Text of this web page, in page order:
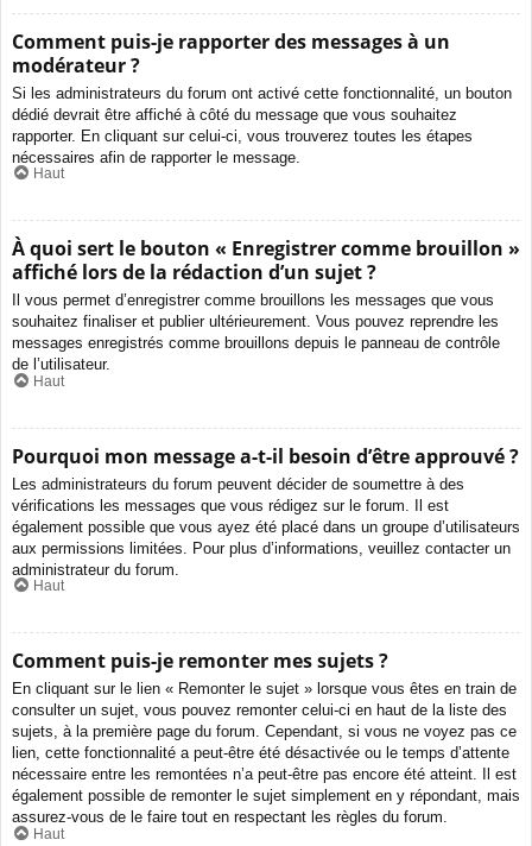
Comment puis-je rapporter des messages à un
modérateur ?
Si les administrateurs du forum ont activé cette fonctionnalité, un bouton
dédié devrait être affiché à côté du message que vous souhaitez
rapporter. En cliquant sur celui-ci, vous trouverez toutes les étapes
nécessaires afin de rapporter le message.
Haut
À quoi sert le bouton « Enregistrer comme brouillon »
affiché lors de la rédaction d’un sujet ?
Il vous permet d’enregistrer comme brouillons les messages que vous
souhaitez finaliser et publier ultérieurement. Vous pouvez reprendre les
messages enregistrés comme brouillons depuis le panneau de contrôle
de l’utilisateur.
Haut
Pourquoi mon message a-t-il besoin d’être approuvé ?
Les administrateurs du forum peuvent décider de soumettre à des
vérifications les messages que vous rédigez sur le forum. Il est
également possible que vous ayez été placé dans un groupe d’utilisateurs
aux permissions limitées. Pour plus d’informations, veuillez contacter un
administrateur du forum.
Haut
Comment puis-je remonter mes sujets ?
En cliquant sur le lien « Remonter le sujet » lorsque vous êtes en train de
consulter un sujet, vous pouvez remonter celui-ci en haut de la liste des
sujets, à la première page du forum. Cependant, si vous ne voyez pas ce
lien, cette fonctionnalité a peut-être été désactivée ou le temps d’attente
nécessaire entre les remontées n’a peut-être pas encore été atteint. Il est
également possible de remonter le sujet simplement en y répondant, mais
assurez-vous de le faire tout en respectant les règles du forum.
Haut